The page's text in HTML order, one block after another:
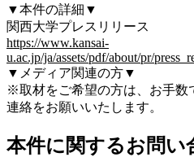
▼本件の詳細▼
関西大学プレスリリース
https://www.kansai-
u.ac.jp/ja/assets/pdf/about/pr/
▼メディア関連の方▼
※取材をご希望の方は、お手数
連絡をお願いいたします。
本件に関するお問い